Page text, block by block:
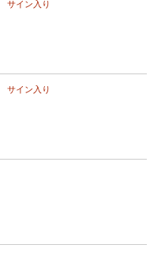
サイン入り
サイン入り